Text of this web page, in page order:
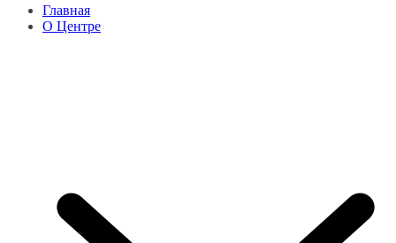
Главная
О Центре